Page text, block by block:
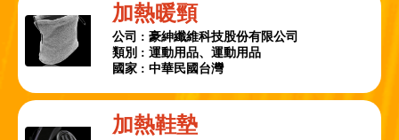
加熱暖頸
公司 : 豪紳纖維科技股份有限公司
類別 : 運動用品、運動用品
國家 : 中華民國台灣
加熱鞋墊